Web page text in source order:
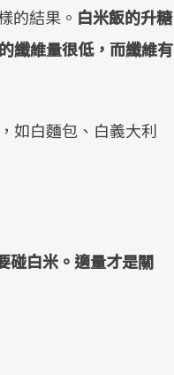
的結果。 白米飯的升糖
纖維量很低，而纖維有
如白麵包、白義大利
碰白米。適量才是關